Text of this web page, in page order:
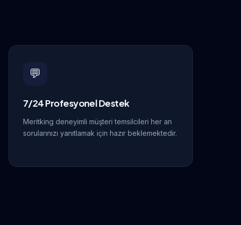
💬
7/24 Profesyonel Destek
Meritking deneyimli müşteri temsilcileri her an
sorularınızı yanıtlamak için hazır beklemektedir.